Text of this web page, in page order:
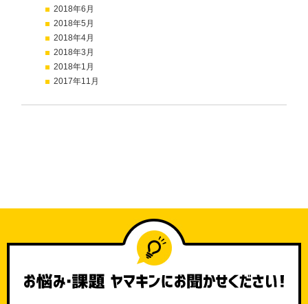
2018年6月
2018年5月
2018年4月
2018年3月
2018年1月
2017年11月